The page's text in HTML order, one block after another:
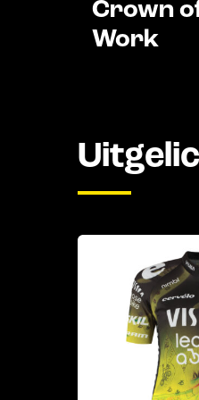
Crown
Work